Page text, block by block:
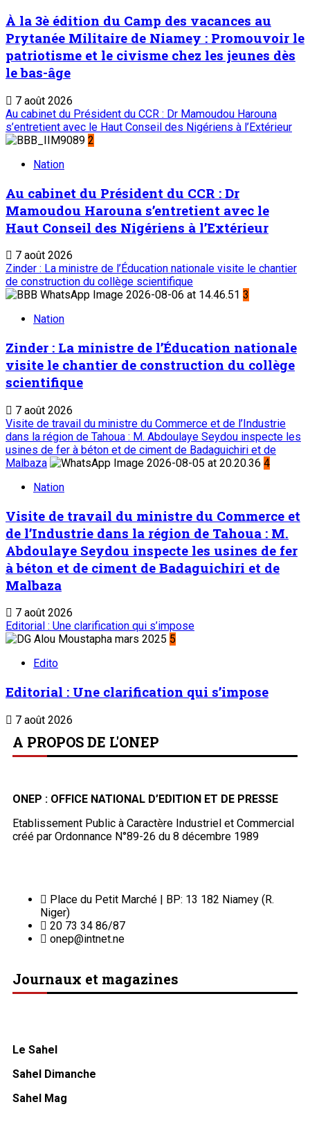
À la 3è édition du Camp des vacances au
Prytanée Militaire de Niamey : Promouvoir le
patriotisme et le civisme chez les jeunes dès
le bas-âge
7 août 2026
Au cabinet du Président du CCR : Dr Mamoudou Harouna
s’entretient avec le Haut Conseil des Nigériens à l’Extérieur
2
Nation
Au cabinet du Président du CCR : Dr
Mamoudou Harouna s’entretient avec le
Haut Conseil des Nigériens à l’Extérieur
7 août 2026
Zinder : La ministre de l’Éducation nationale visite le chantier
de construction du collège scientifique
3
Nation
Zinder : La ministre de l’Éducation nationale
visite le chantier de construction du collège
scientifique
7 août 2026
Visite de travail du ministre du Commerce et de l’Industrie
dans la région de Tahoua : M. Abdoulaye Seydou inspecte les
usines de fer à béton et de ciment de Badaguichiri et de
Malbaza
4
Nation
Visite de travail du ministre du Commerce et
de l’Industrie dans la région de Tahoua : M.
Abdoulaye Seydou inspecte les usines de fer
à béton et de ciment de Badaguichiri et de
Malbaza
7 août 2026
Editorial : Une clarification qui s’impose
5
Edito
Editorial : Une clarification qui s’impose
7 août 2026
A PROPOS DE L'ONEP
ONEP : OFFICE NATIONAL D’EDITION ET DE PRESSE
Etablissement Public à Caractère Industriel et Commercial
créé par Ordonnance N°89-26 du 8 décembre 1989
Place du Petit Marché | BP: 13 182 Niamey (R.
Niger)
20 73 34 86/87
onep@intnet.ne
Journaux et magazines
Le Sahel
Sahel Dimanche
Sahel Mag